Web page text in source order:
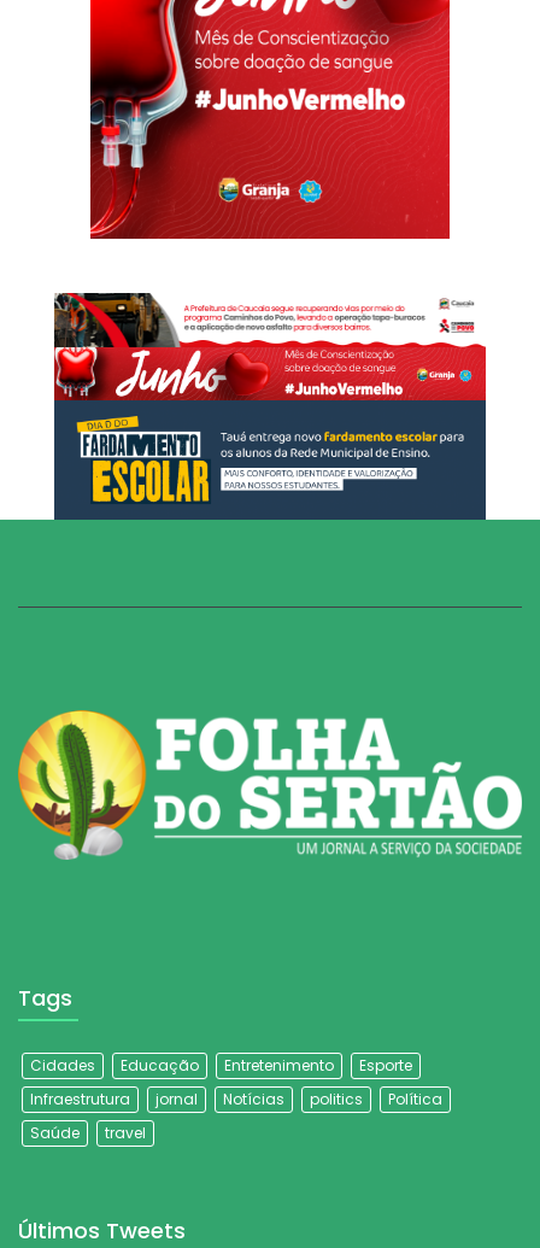
Tags
Cidades Educação Entretenimento
Esporte
Infraestrutura
jornal Notícias politics
Política
Saúde
travel
Últimos Tweets